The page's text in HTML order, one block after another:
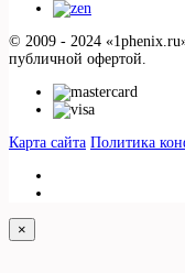
© 2009 - 2024
публичной офертой.
Карта сайта Политика
×